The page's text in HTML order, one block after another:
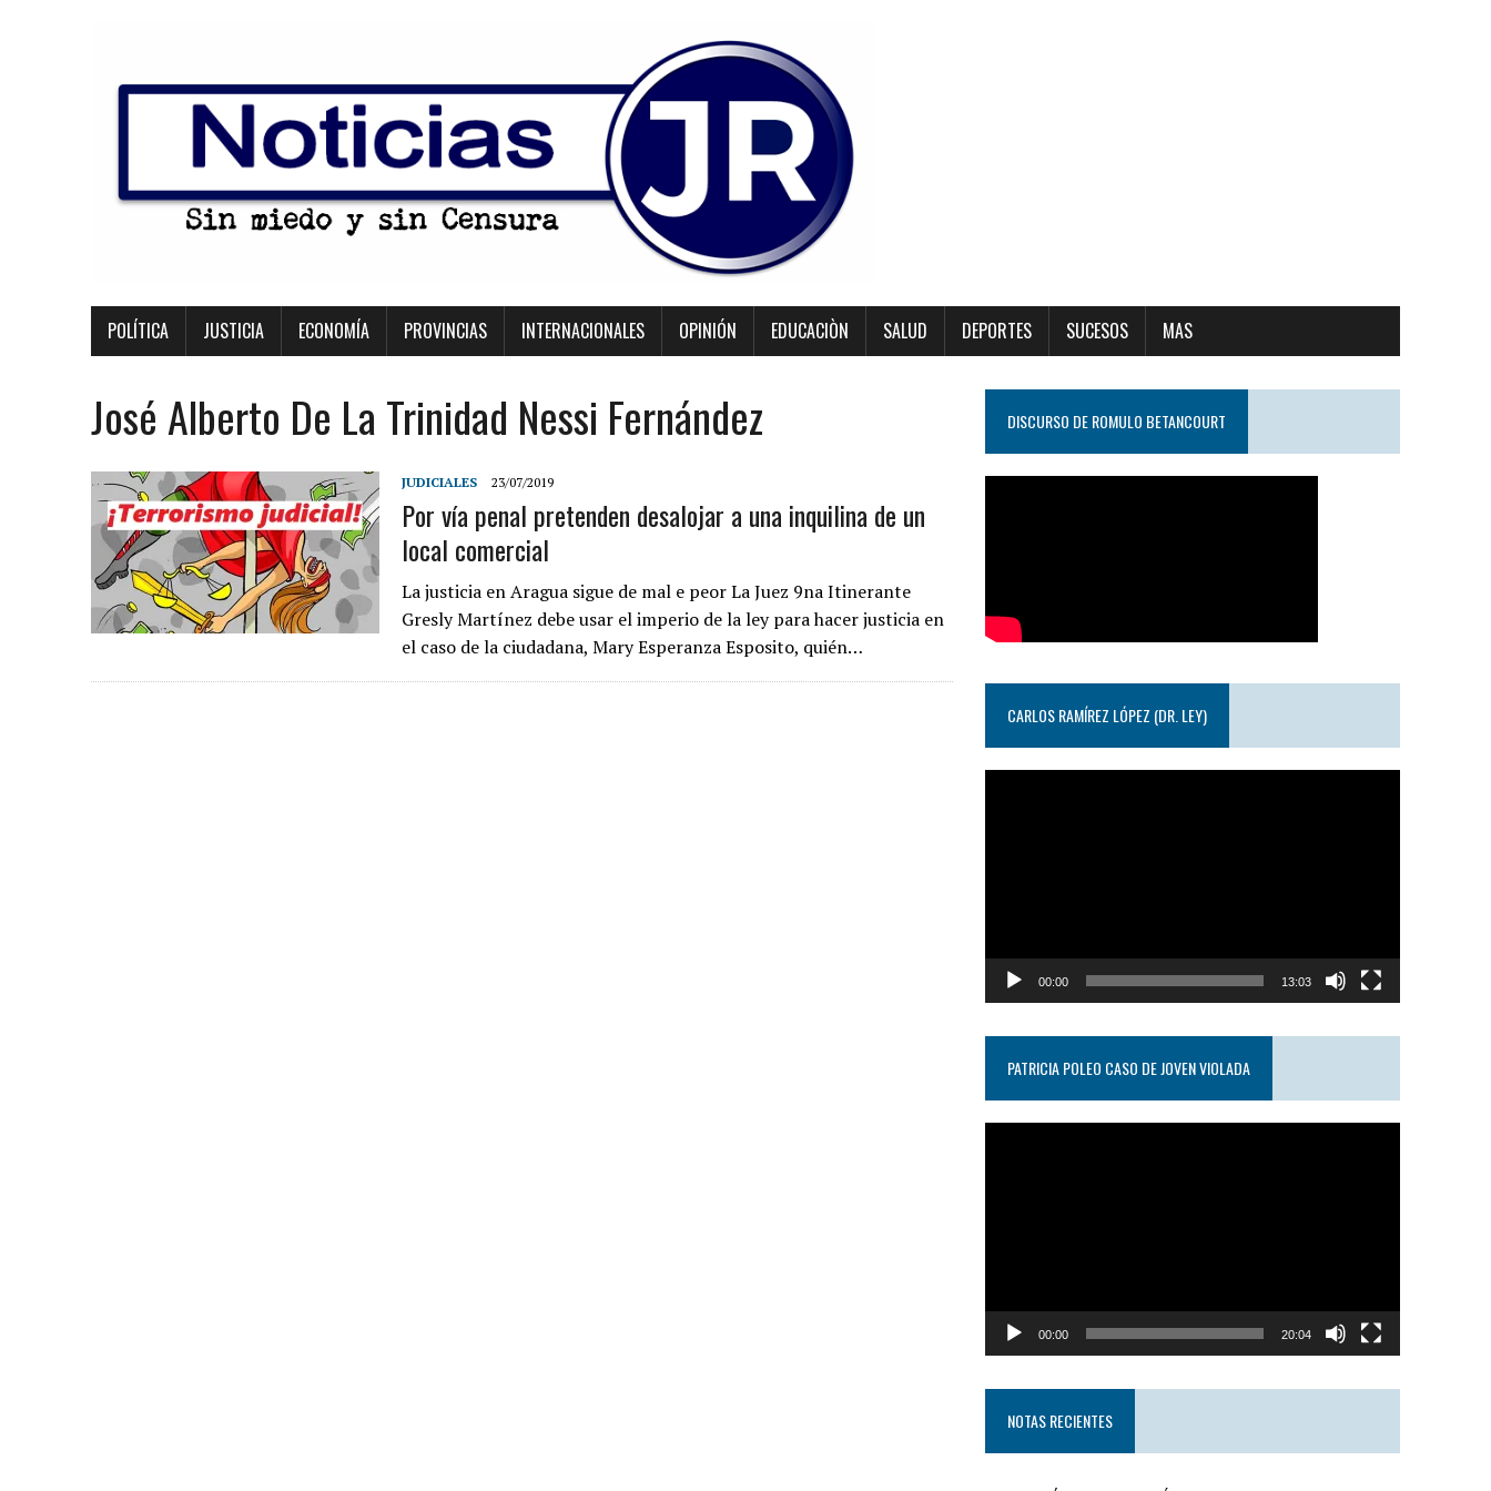
POLÍTICA JUSTICIA ECONOMÍA PROVINCIAS INTERNACIONALES OPINIÓN EDUCACIÒN SALUD DEPORTES SUCESOS MAS
José Alberto De La Trinidad Nessi Fernández
JUDICIALES 23/07/2019
Por vía penal pretenden desalojar a una inquilina de un
local comercial
La justicia en Aragua sigue de mal e peor La Juez 9na Itinerante
Gresly Martínez debe usar el imperio de la ley para hacer justicia en
el caso de la ciudadana, Mary Esperanza Esposito, quién…
DISCURSO DE ROMULO BETANCOURT
CARLOS RAMÍREZ LÓPEZ (DR. LEY)
00:00 13:03
PATRICIA POLEO CASO DE JOVEN VIOLADA
00:00 20:04
NOTAS RECIENTES